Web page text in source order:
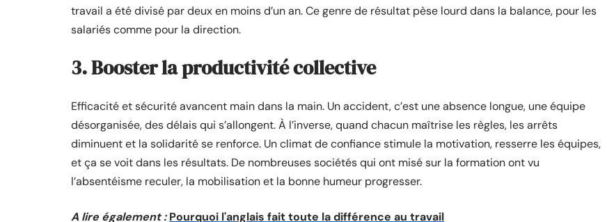
travail a été divisé par deux en moins d’un an. Ce genre de résultat pèse lourd dans la balance, pour les
salariés comme pour la direction.
3. Booster la productivité collective
Efficacité et sécurité avancent main dans la main. Un accident, c’est une absence longue, une équipe
désorganisée, des délais qui s’allongent. À l’inverse, quand chacun maîtrise les règles, les arrêts
diminuent et la solidarité se renforce. Un climat de confiance stimule la motivation, resserre les équipes,
et ça se voit dans les résultats. De nombreuses sociétés qui ont misé sur la formation ont vu
l’absentéisme reculer, la mobilisation et la bonne humeur progresser.
A lire également : Pourquoi l'anglais fait toute la différence au travail